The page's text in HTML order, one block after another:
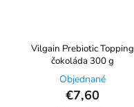
Vilgain Prebiotic Topping
čokoláda 300 g
Objednané
€7,60